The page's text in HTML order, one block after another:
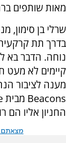
מאות שותפים
שרלי בן סימון,
בדרך תת
נוחה. הדבר בא
קיימים לא מעט
החניון אליו הם
מצאתם